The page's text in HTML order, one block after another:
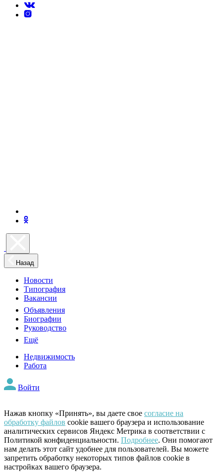
Назад
Новости
Типография
Вакансии
Объявления
Биографии
Руководство
Ещё
Недвижимость
Работа
Войти
Нажав кнопку «Принять», вы даете свое согласие на
обработку файлов cookie вашего браузера и использование
аналитических сервисов Яндекс Метрика в соответствии с
Политикой конфиденциальности. Подробнее. Они помогают
нам делать этот сайт удобнее для пользователей. Вы можете
запретить обработку некоторых типов файлов cookie в
настройках вашего браузера.